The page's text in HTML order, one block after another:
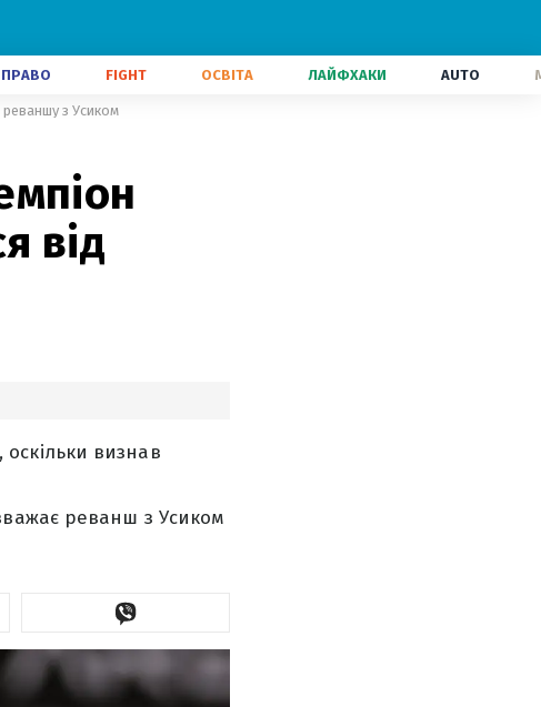
ПРАВО FIGHT ОСВІТА ЛАЙФХАКИ AUTO
реваншу з Усиком
від
визнав
реванш з Усиком